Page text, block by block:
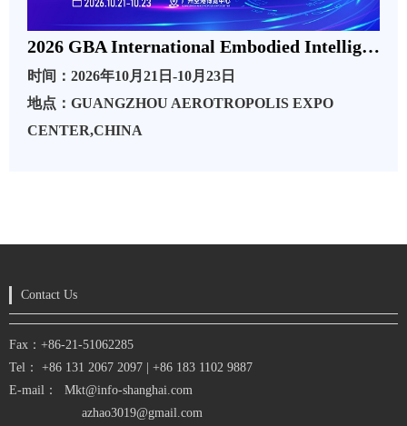
2026 GBA International Embodied Intelligent Robot Industry Conference and Exhibition
时间：2026年10月21日-10月23日
地点：GUANGZHOU AEROTROPOLIS EXPO
CENTER,CHINA
Contact Us
Fax：+86-21-51062285
Tel： +86 131 2067 2097
+86 183 1102 9887
E-mail：
Mkt@info-shanghai.com
azhao3019@gmail.com